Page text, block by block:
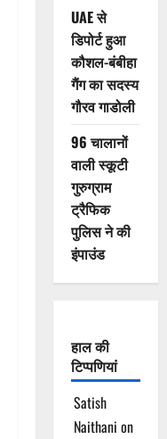
UAE से
डिपोर्ट हुआ
कौशल-बंबीहा
गैंग का सदस्य
गौरव गाडोली
96 चालानों
वाली स्कूटी
गुरुग्राम
ट्रैफिक
पुलिस ने की
इंपाउंड
हाल की
टिप्पणियां
Satish
Naithani on